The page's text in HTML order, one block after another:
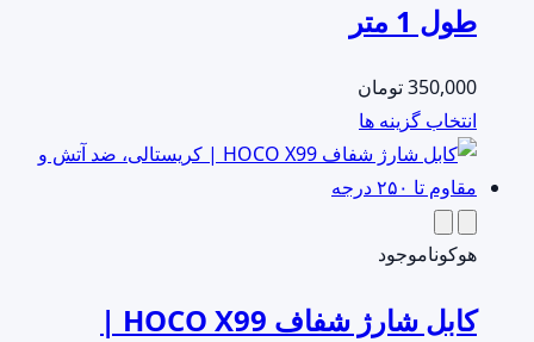
ممکن
در
محصول
انتخاب
طول 1 متر
350,000تومان
انتخاب گزینه ها
محصول
دارای
باشد.
هوکوناموجود
کابل شارژ شفاف HOCO X99 |